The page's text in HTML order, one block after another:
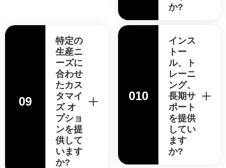
か?
09
特定の
生産ニ
ーズに
合わせ
たカス
タマイ
ズ オ
プショ
ンを提
供して
います
か?
010
インス
トー
ル、ト
レーニ
ング、
長期サ
ポート
を提供
してい
ます
か?